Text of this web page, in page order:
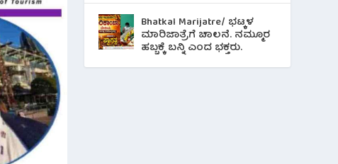
Bhatkal Marijatre/ ಭಟ್ಕಳ
ಮಾರಿಜಾತ್ರೆಗೆ ಚಾಲನೆ. ನಮ್ಮೂರ
ಹಬ್ಬಕ್ಕೆ ಬನ್ನಿ ಎಂದ ಭಕ್ತರು.